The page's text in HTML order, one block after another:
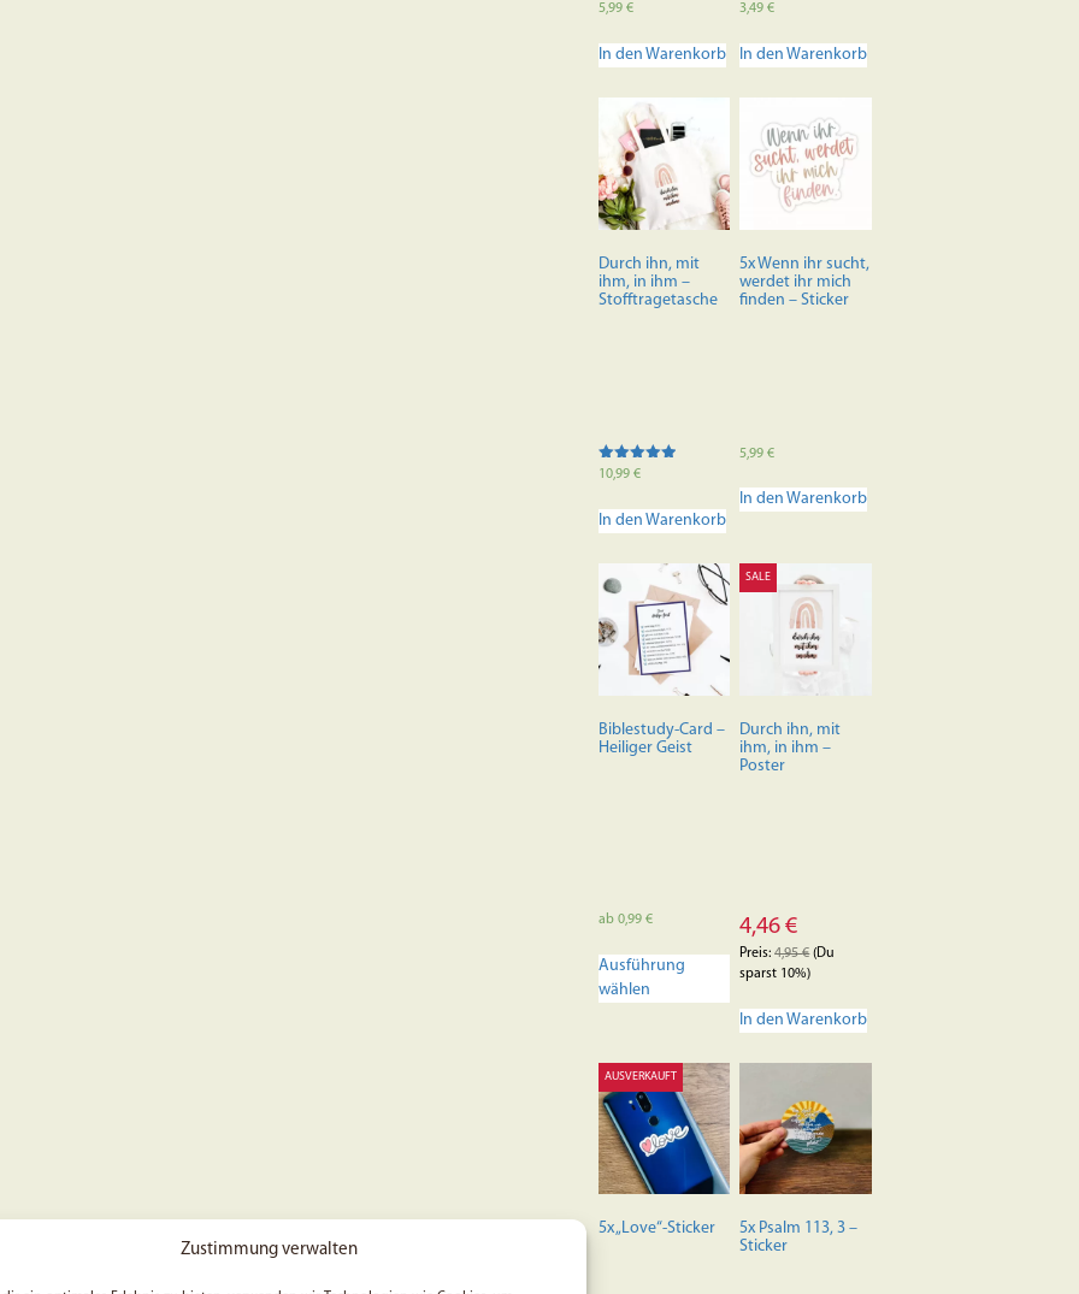
Zustimmung verwalten
5,99 €
In den Warenkorb
3,49€
In den Warenkorb
Durch ihn, mit
ihm, in ihm –
Stofftragetasche
Bewertet mit
10,99 €
In den Warenkorb
5x Wenn ihr sucht,
werdet ihr mich
finden – Sticker
5,99€
In den Warenkorb
Biblestudy-Card –
Heiliger Geist
ab 0,99 €
Ausführung
wählen
Dieses
Produkt
mehrere
auf.
Die
Optionen
können
auf
der
gewählt
SALE
Durch ihn, mit
ihm, in ihm –
Poster
4,46€
Preis:4,95€(Du
sparst 10%)
In den Warenkorb
AUSVERKAUFT
5x „Love“-Sticker
5x Psalm 113, 3 –
Sticker